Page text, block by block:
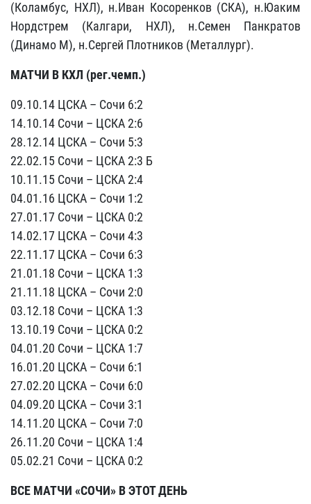
(Коламбус, НХЛ), н.Иван Косоренков (СКА), н.Юаким
Нордстрем (Калгари, НХЛ), н.Семен Панкратов
(Динамо М), н.Сергей Плотников (Металлург).
МАТЧИ В КХЛ (рег.чемп.)
09.10.14 ЦСКА – Сочи 6:2
14.10.14 Сочи – ЦСКА 2:6
28.12.14 ЦСКА – Сочи 5:3
22.02.15 Сочи – ЦСКА 2:3 Б
10.11.15 Сочи – ЦСКА 2:4
04.01.16 ЦСКА – Сочи 1:2
27.01.17 Сочи – ЦСКА 0:2
14.02.17 ЦСКА – Сочи 4:3
22.11.17 ЦСКА – Сочи 6:3
21.01.18 Сочи – ЦСКА 1:3
21.11.18 ЦСКА – Сочи 2:0
03.12.18 Сочи – ЦСКА 1:3
13.10.19 Сочи – ЦСКА 0:2
04.01.20 Сочи – ЦСКА 1:7
16.01.20 ЦСКА – Сочи 6:1
27.02.20 ЦСКА – Сочи 6:0
04.09.20 ЦСКА – Сочи 3:1
14.11.20 ЦСКА – Сочи 7:0
26.11.20 Сочи – ЦСКА 1:4
05.02.21 Сочи – ЦСКА 0:2
ВСЕ МАТЧИ «СОЧИ» В ЭТОТ ДЕНЬ